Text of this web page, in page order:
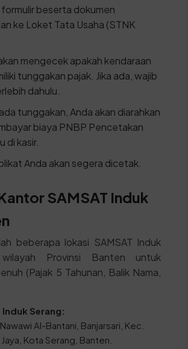
beserta dokumen
ke Loket Tata Usaha (STNK
mengecek apakah kendaraan
tunggakan pajak. Jika ada, wajib
dahulu.
tunggakan, Anda akan diarahkan
biaya PNBP Pencetakan
di kasir.
Anda akan segera dicetak.
SAMSAT Induk
beberapa lokasi SAMSAT Induk
Provinsi Banten untuk
(Pajak 5 Tahunan, Balik Nama,
Induk Serang:
Al-Bantani, Banjarsari, Kec.
Kota Serang, Banten.